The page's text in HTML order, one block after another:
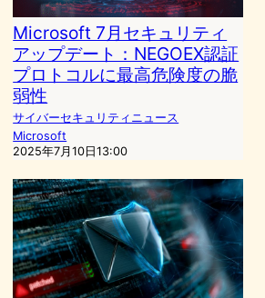
Microsoft 7月セキュリティ
アップデート：NEGOEX認証
プロトコルに最高危険度の脆
弱性
サイバーセキュリティニュース
Microsoft
2025年7月10日13:00